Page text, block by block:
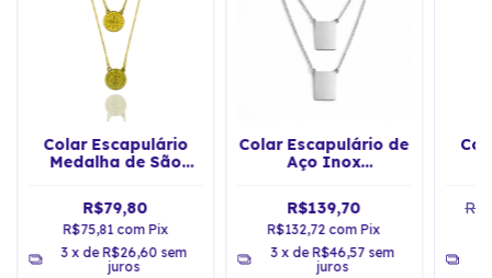
Colar Escapulário
Medalha de São
Dourado
R$79,80
R$75,81com Pix
3 x deR$26,60 sem
juros
Colar Escapulário de
Aço Inox
Frente e Verso
R$139,70
R$132,72com Pix
3 x deR$46,57 sem
juros